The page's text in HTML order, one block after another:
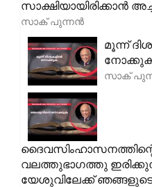
സാക്ഷിയായിരിക്കാൻ
സാക് പുന്നൻ
മൂന്ന്
സാക്
വലത്തുഭാഗത്തു
യേശുവിലേക്ക്